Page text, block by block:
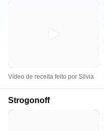
Vídeo de receita feito por Silvia
Strogonoff